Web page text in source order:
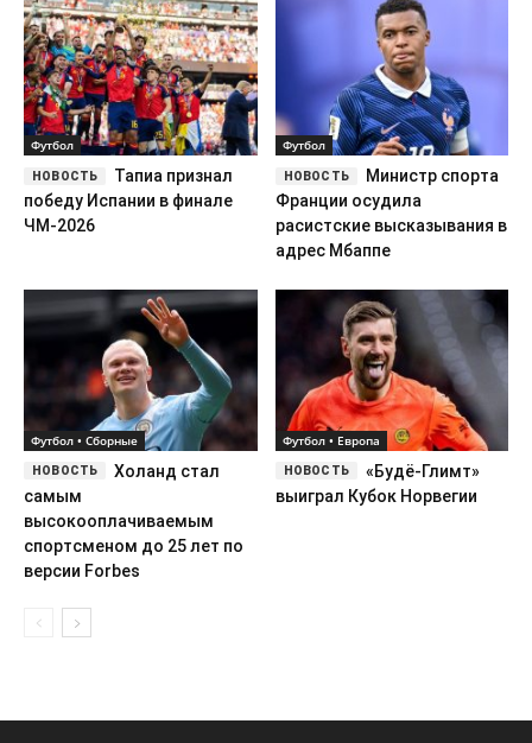
Футбол
Тапиа признал
победу Испании в финале
ЧМ-2026
Футбол
Министр спорта
Франции осудила
расистские высказывания в
адрес Мбаппе
Футбол • Сборные
Холанд стал
самым
высокооплачиваемым
спортсменом до 25 лет по
версии Forbes
Футбол • Европа
«Будё-Глимт»
выиграл Кубок Норвегии